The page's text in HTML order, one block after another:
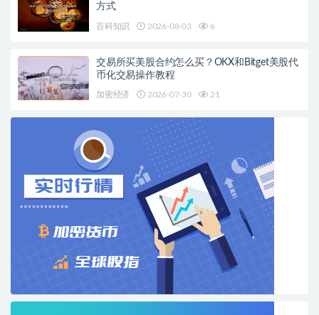
方式
百科知识 2026-08-03 6
交易所买美股合约怎么买？OKX和Bitget美股代
币化交易操作教程
加密经济 2026-07-30 21